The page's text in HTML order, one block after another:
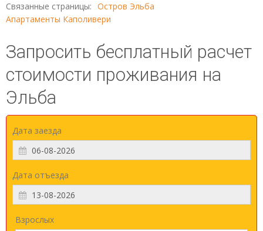
Связанные страницы: Остров Эльба
Апартаменты Каполивери
Запросить бесплатный расчет
стоимости проживания на
Эльба
Дата заезда
Дата отъезда
Взрослых